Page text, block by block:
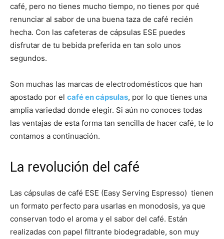
café, pero no tienes mucho tiempo, no tienes por qué
renunciar al sabor de una buena taza de café recién
hecha. Con las cafeteras de cápsulas ESE puedes
disfrutar de tu bebida preferida en tan solo unos
segundos.
Son muchas las marcas de electrodomésticos que han
apostado por el café en cápsulas, por lo que tienes una
amplia variedad donde elegir. Si aún no conoces todas
las ventajas de esta forma tan sencilla de hacer café, te lo
contamos a continuación.
La revolución del café
Las cápsulas de café ESE (Easy Serving Espresso) tienen
un formato perfecto para usarlas en monodosis, ya que
conservan todo el aroma y el sabor del café. Están
realizadas con papel filtrante biodegradable, son muy